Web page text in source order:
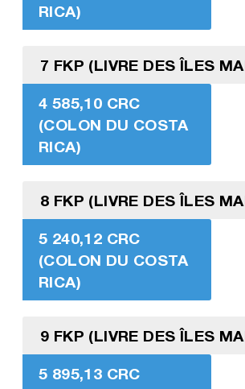
RICA)
7 FKP (LIVRE DES ÎLES
4 585,10 CRC
(COLON DU COSTA
RICA)
8 FKP (LIVRE DES ÎLES
5 240,12 CRC
(COLON DU COSTA
RICA)
9 FKP (LIVRE DES ÎLES
5 895,13 CRC